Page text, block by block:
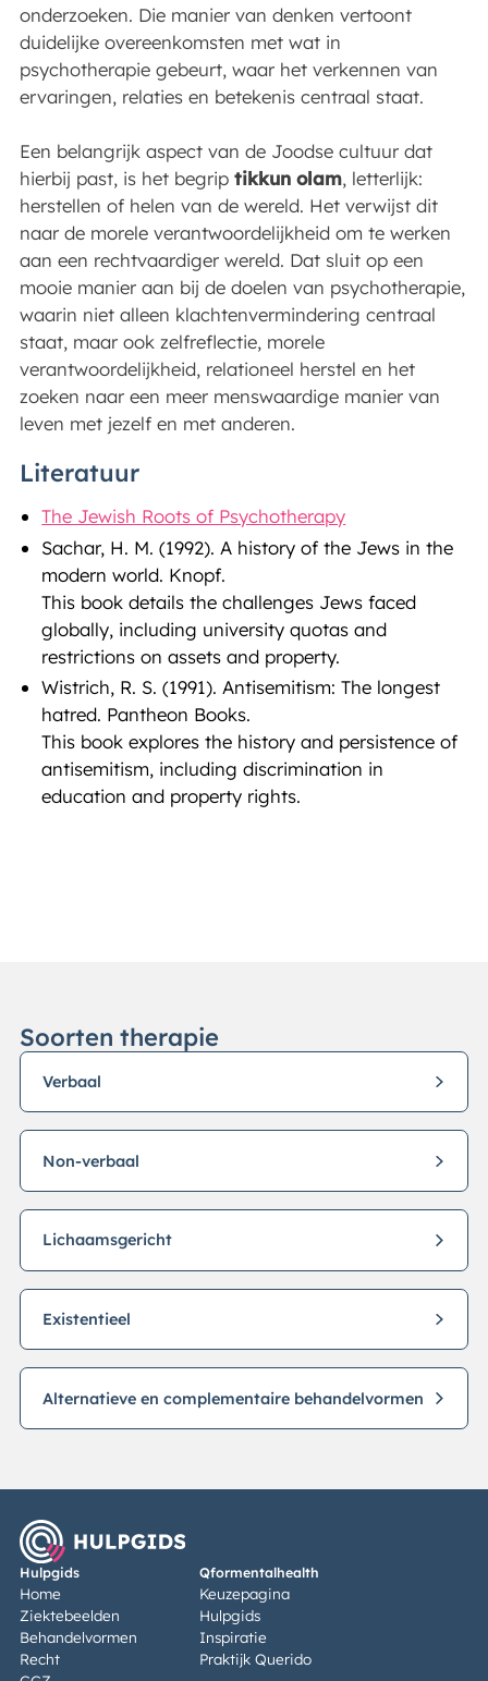
onderzoeken. Die manier van denken vertoont
duidelijke overeenkomsten met wat in
psychotherapie gebeurt, waar het verkennen van
ervaringen, relaties en betekenis centraal staat.
Een belangrijk aspect van de Joodse cultuur dat
hierbij past, is het begrip tikkun olam, letterlijk:
herstellen of helen van de wereld. Het verwijst dit
naar de morele verantwoordelijkheid om te werken
aan een rechtvaardiger wereld. Dat sluit op een
mooie manier aan bij de doelen van psychotherapie,
waarin niet alleen klachtenvermindering centraal
staat, maar ook zelfreflectie, morele
verantwoordelijkheid, relationeel herstel en het
zoeken naar een meer menswaardige manier van
leven met jezelf en met anderen.
Literatuur
The Jewish Roots of Psychotherapy
Sachar, H. M. (1992). A history of the Jews in the
modern world. Knopf.
This book details the challenges Jews faced
globally, including university quotas and
restrictions on assets and property.
Wistrich, R. S. (1991). Antisemitism: The longest
hatred. Pantheon Books.
This book explores the history and persistence of
antisemitism, including discrimination in
education and property rights.
Soorten therapie
Verbaal
Non-verbaal
Lichaamsgericht
Existentieel
Alternatieve en complementaire behandelvormen
Hulpgids
Home
Ziektebeelden
Behandelvormen
Recht
Qformentalhealth
Keuzepagina
Hulpgids
Inspiratie
Praktijk Querido